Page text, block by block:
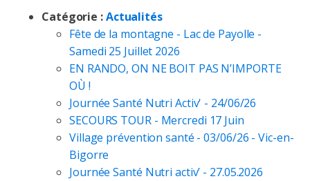
Catégorie :Actualités
Fête de la montagne - Lac de Payolle -
Samedi 25 Juillet 2026
EN RANDO, ON NE BOIT PAS N’IMPORTE
OÙ !
Journée Santé Nutri Activ' - 24/06/26
SECOURS TOUR - Mercredi 17 Juin
Village prévention santé - 03/06/26 - Vic-en-
Bigorre
Journée Santé Nutri activ’ - 27.05.2026